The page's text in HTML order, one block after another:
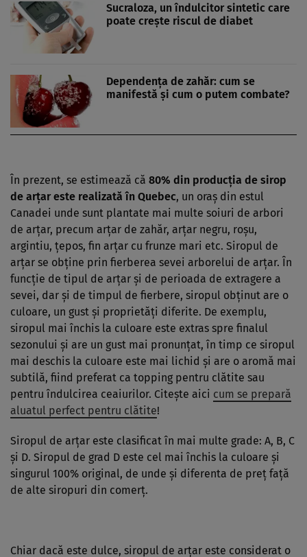
Sucraloza, un îndulcitor sintetic care
poate creşte riscul de diabet
Dependenţa de zahăr: cum se
manifestă şi cum o putem combate?
În prezent, se estimează că 80% din producţia de sirop
de arţar este realizată în Quebec, un oraş din estul
Canadei unde sunt plantate mai multe soiuri de arbori
de arţar, precum arţar de zahăr, arţar negru, roşu,
argintiu, ţepos, fin arţar cu frunze mari etc. Siropul de
arţar se obţine prin fierberea sevei arborelui de arţar. În
funcţie de tipul de arţar şi de perioada de extragere a
sevei, dar şi de timpul de fierbere, siropul obţinut are o
culoare, un gust şi proprietăţi diferite. De exemplu,
siropul mai închis la culoare este extras spre finalul
sezonului şi are un gust mai pronunţat, în timp ce siropul
mai deschis la culoare este mai lichid şi are o aromă mai
subtilă, fiind preferat ca topping pentru clătite sau
pentru îndulcirea ceaiurilor. Citeşte aici cum se prepară
aluatul perfect pentru clătite!
Siropul de arţar este clasificat în mai multe grade: A, B, C
şi D. Siropul de grad D este cel mai închis la culoare şi
singurul 100% original, de unde şi diferenta de preţ faţă
de alte siropuri din comerţ.
Chiar dacă este dulce, siropul de arţar este considerat o